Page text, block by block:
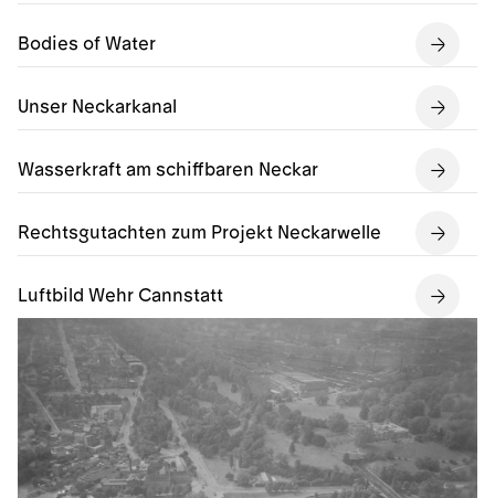
Bodies of Water
Unser Neckarkanal
Wasserkraft am schiffbaren Neckar
Rechtsgutachten zum Projekt Neckarwelle
Luftbild Wehr Cannstatt